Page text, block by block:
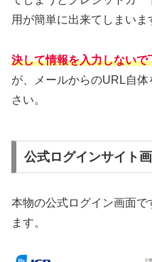
用が簡単に出来てしまいま
決して情報を入力しないで
が、メールからのURL自
さい。
公式ログインサイト
本物の公式ログイン画面
ます。